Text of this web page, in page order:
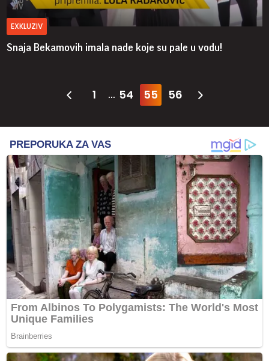
EXKLUZIV
Snaja Bekamovih imala nade koje su pale u vodu!
1 ... 54 55 56